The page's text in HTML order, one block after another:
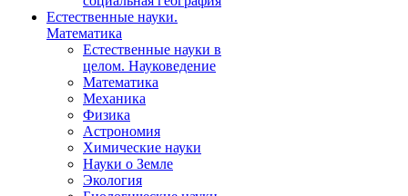
Естественные науки.
Математика
Естественные науки в
целом. Науковедение
Математика
Механика
Физика
Астрономия
Химические науки
Науки о Земле
Экология